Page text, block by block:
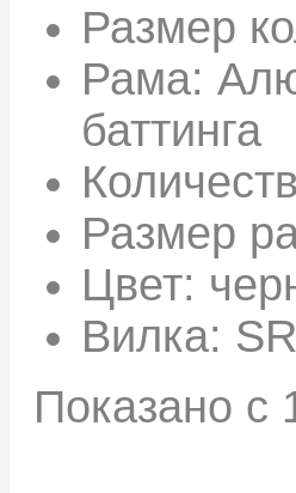
Размер
Рама:
баттинга
Размер
Цвет:
Вилка:
Показано с